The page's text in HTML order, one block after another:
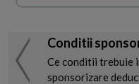
Conditii
Ce conditii trebuie
sponsorizare